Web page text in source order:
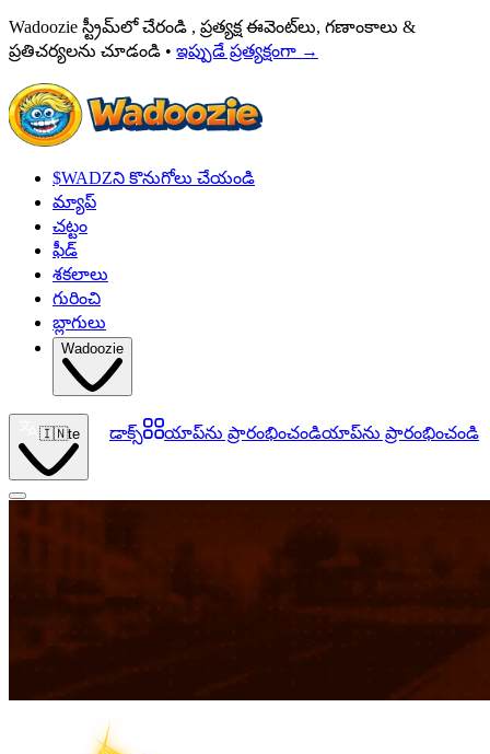
Wadoozie స్ట్రీమ్‌లో చేరండి , ప్రత్యక్ష ఈవెంట్‌లు, గణాంకాలు &
ప్రతిచర్యలను చూడండి • ఇప్పుడే ప్రత్యక్షంగా →
$WADZని కొనుగోలు చేయండి
మ్యాప్
చట్టం
ఫీడ్
శకలాలు
గురించి
బ్లాగులు
Wadoozie
🇮🇳te డాక్స్ యాప్‌ను ప్రారంభించండియాప్‌ను ప్రారంభించండి